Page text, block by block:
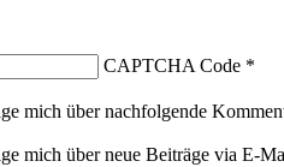
CAPTCHA Code *
mich über nachfolgende
mich über neue Beiträge via E-